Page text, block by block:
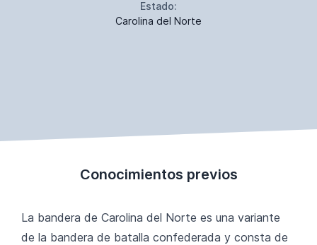
Estado:
Carolina del Norte
Conocimientos previos
La bandera de Carolina del Norte es una variante
de la bandera de batalla confederada y consta de